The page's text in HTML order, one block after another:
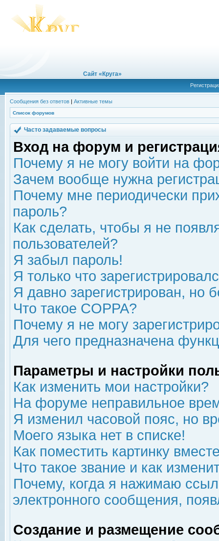
Сайт «Круга»
Сообщения без ответов | Активные темы
Список форумов
Часто задаваемые вопросы
Вход на форум и
Почему я не могу войти на
Зачем вообще нужна
Почему мне периодически
пароль?
Как сделать, чтобы я не
пользователей?
Я забыл пароль!
Я только что
Я давно зарегистрирован, но
Что такое COPPA?
Почему я не могу
Для чего предназначена
Параметры и настройки
Как изменить мои настройки?
На форуме неправильное
Я изменил часовой пояс, но
Моего языка нет в списке!
Как поместить картинку
Что такое звание и как
Почему, когда я нажимаю
электронного сообщения,
Создание и размещение